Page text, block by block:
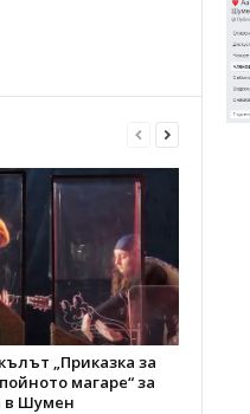
„Приказка за
магаре“ за
в Шумен